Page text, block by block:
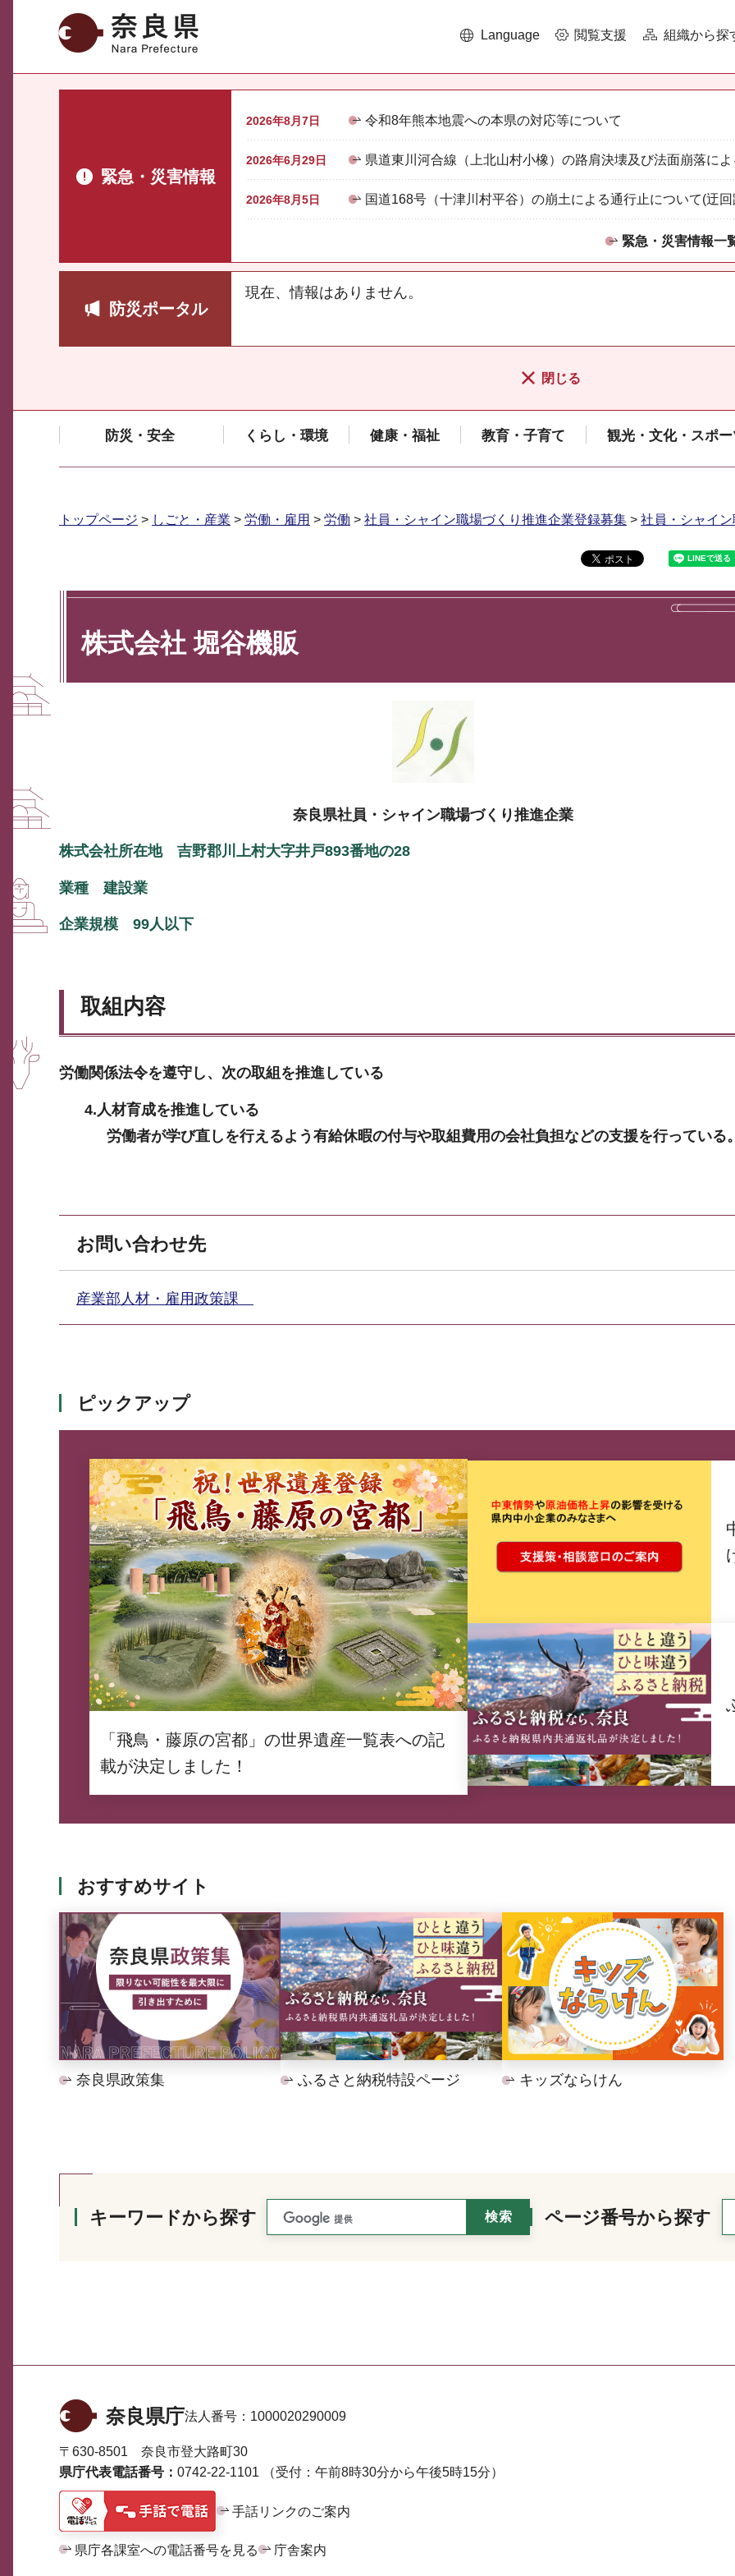
奈良県 Language 閲覧支援 組織から探
緊急・災害情報
2026年8月7日 令和8年熊本地震への本県の対応等について
2026年6月29日 県道東川河合線（上北山村小橡）の路肩決壊及び法面崩落に
2026年8月5日 国道168号（十津川村平谷）の崩土による通行止について(迂
緊急・災害情報一
防災ポータル
現在、情報はありません。
閉じる
防災・安全 くらし・環境 健康・福祉 教育・子育て 観光・文化・スポー
トップページ > しごと・産業 > 労働・雇用 > 労働 > 社員・シャイン職場づくり推進企業登録募集 > 社員・シャイ
株式会社 堀谷機販
奈良県社員・シャイン職場づくり推進企業
株式会社所在地 吉野郡川上村大字井戸893番地の28
業種 建設業
企業規模 99人以下
取組内容
労働関係法令を遵守し、次の取組を推進している
4.人材育成を推進している
労働者が学び直しを行えるよう有給休暇の付与や取組費用の会社負担などの支援を行っている
お問い合わせ先
産業部人材・雇用政策課
ピックアップ
「飛鳥・藤原の宮都」の世界遺産一覧表への記
載が決定しました！
おすすめサイト
奈良県政策集 ふるさと納税特設ページ キッズならけん
キーワードから探す ページ番号から探す
奈良県庁法人番号： 1000020290009
〒630-8501 奈良市登大路町30
県庁代表電話番号： 0742-22-1101 （受付：午前8時30分から午後5時15分）
手話リンクのご案内
県庁各課室への電話番号を見る 庁舎案内